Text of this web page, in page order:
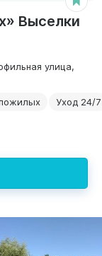
Выселки
улица,
Уход 24/7